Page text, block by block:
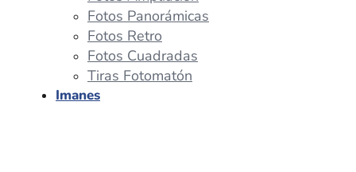
Fotos Panorámicas
Fotos Retro
Fotos Cuadradas
Tiras Fotomatón
Imanes